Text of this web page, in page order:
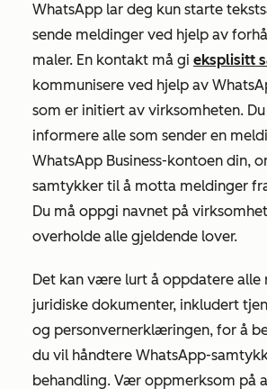
WhatsApp lar deg kun starte
sende meldinger ved hjelp av
maler. En kontakt må gi eksplisitt
kommunisere ved hjelp av
som er initiert av virksomheten.
informere alle som sender en
WhatsApp Business-kontoen din,
samtykker til å motta meldinger
Du må oppgi navnet på
overholde alle gjeldende lover.
Det kan være lurt å oppdatere alle
juridiske dokumenter, inkludert
og personvernerklæringen, for å
du vil håndtere WhatsApp-
behandling. Vær oppmerksom på